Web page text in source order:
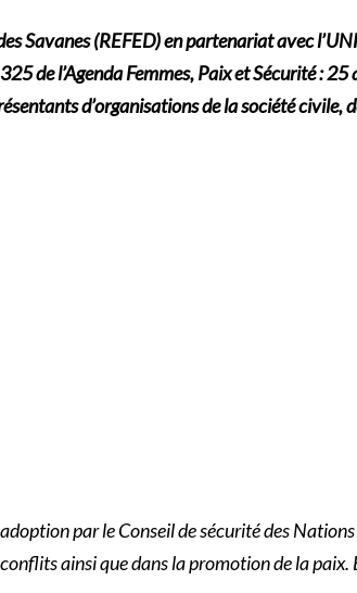
Savanes (REFED) en partenariat avec
de l’Agenda Femmes, Paix et Sécurité : 25
d’organisations de la société civile,
par le Conseil de sécurité des
ainsi que dans la promotion de la paix.